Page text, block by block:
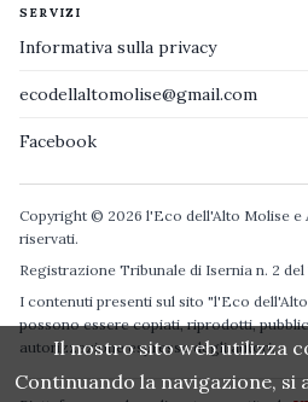
SERVIZI
Informativa sulla privacy
ecodellaltomolise@gmail.com
Facebook
Copyright © 2026 l'Eco dell'Alto Molise e
riservati.
Registrazione Tribunale di Isernia n. 2 del
I contenuti presenti sul sito "l'Eco
possono essere copiati, riprodotti,
autorizzazione espressa degli autori.
Il nostro sito web utilizza
Continuando la navigazione, si